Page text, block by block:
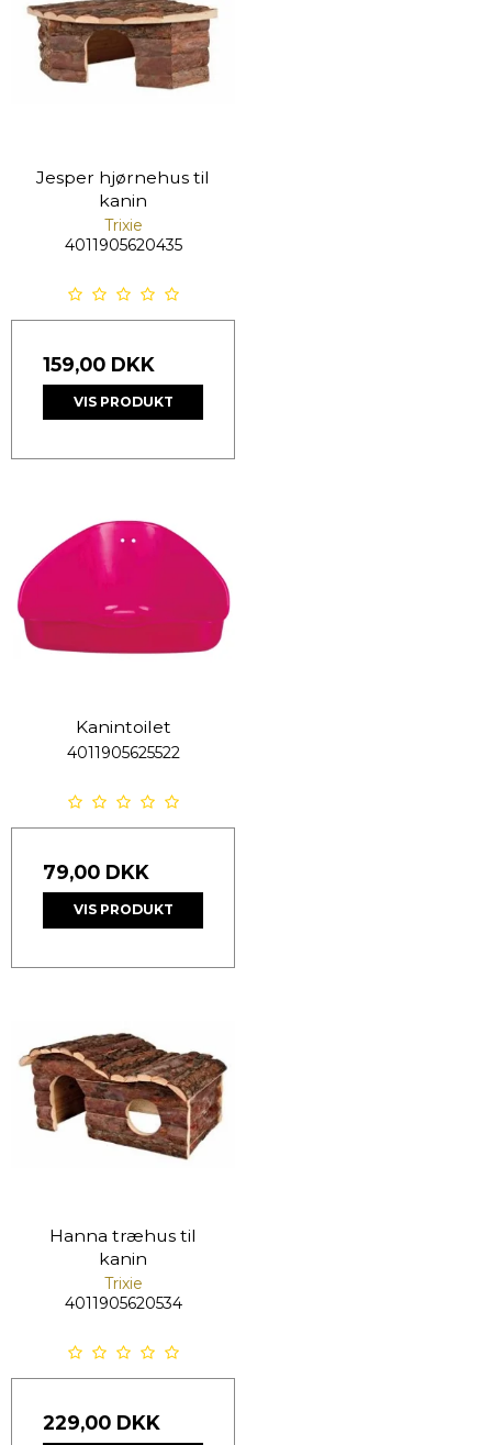
Jesper hjørnehus til
kanin
Trixie
4011905620435
159,00 DKK
VIS PRODUKT
Kanintoilet
4011905625522
79,00 DKK
VIS PRODUKT
Hanna træhus til
kanin
Trixie
4011905620534
229,00 DKK